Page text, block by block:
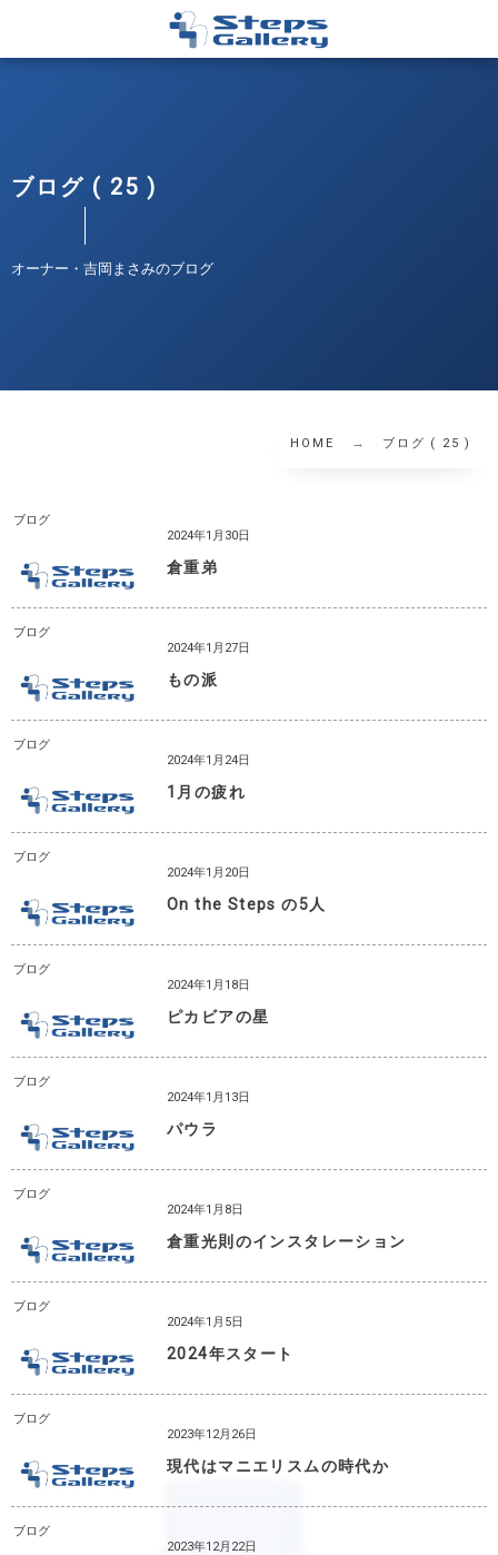
ブログ ( 25 )
オーナー・吉岡まさみのブログ
HOME ブログ ( 25 )
ブログ
2024年1月30日
倉重弟
ブログ
2024年1月27日
もの派
ブログ
2024年1月24日
1月の疲れ
ブログ
2024年1月20日
On the Steps の5人
ブログ
2024年1月18日
ピカビアの星
ブログ
2024年1月13日
パウラ
ブログ
2024年1月8日
倉重光則のインスタレーション
ブログ
2024年1月5日
2024年スタート
ブログ
2023年12月26日
現代はマニエリスムの時代か
ブログ
2023年12月22日